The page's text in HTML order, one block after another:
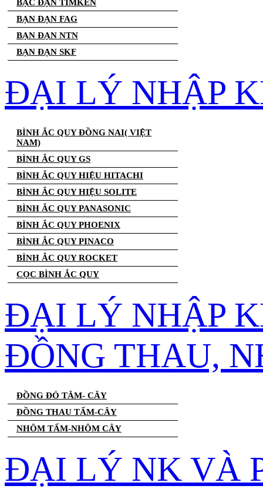
BẠC ĐẠN TIMKEN
BẠN ĐẠN FAG
BẠN ĐẠN NTN
BẠN ĐẠN SKF
ĐẠI LÝ NHẬP
BÌNH ẮC QUY ĐỒNG NAI( VIỆT
NAM)
BÌNH ẮC QUY GS
BÌNH ẮC QUY HIỆU HITACHI
BÌNH ẮC QUY HIỆU SOLITE
BÌNH ẮC QUY PANASONIC
BÌNH ẮC QUY PHOENIX
BÌNH ẮC QUY PINACO
BÌNH ẮC QUY ROCKET
CỌC BÌNH ẮC QUY
ĐẠI LÝ NHẬP
ĐỒNG THAU,
ĐỒNG ĐỎ TÂM- CÂY
ĐỒNG THAU TẤM-CÂY
NHÔM TẤM-NHÔM CÂY
ĐẠI LÝ NK VÀ